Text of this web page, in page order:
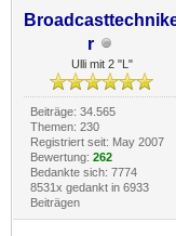
r
Ulli mit 2 "L"
Beiträge: 34.565
Themen: 230
Registriert seit: May 2007
Bewertung: 262
Bedankte sich: 7774
8531x gedankt in 6933
Beiträgen